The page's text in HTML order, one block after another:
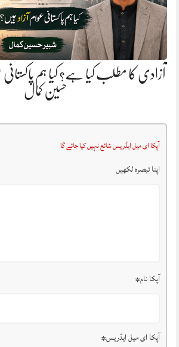
آزادی کا مطلب کیا ہے؟ کیا ہم پاکستانی
حسین کمال
آپکا ای میل ایڈریس شائع نہیں کیا جائے گا
اپنا تبصرہ لکھیں
آپکا نام*
آپکا ای میل ایڈریس*